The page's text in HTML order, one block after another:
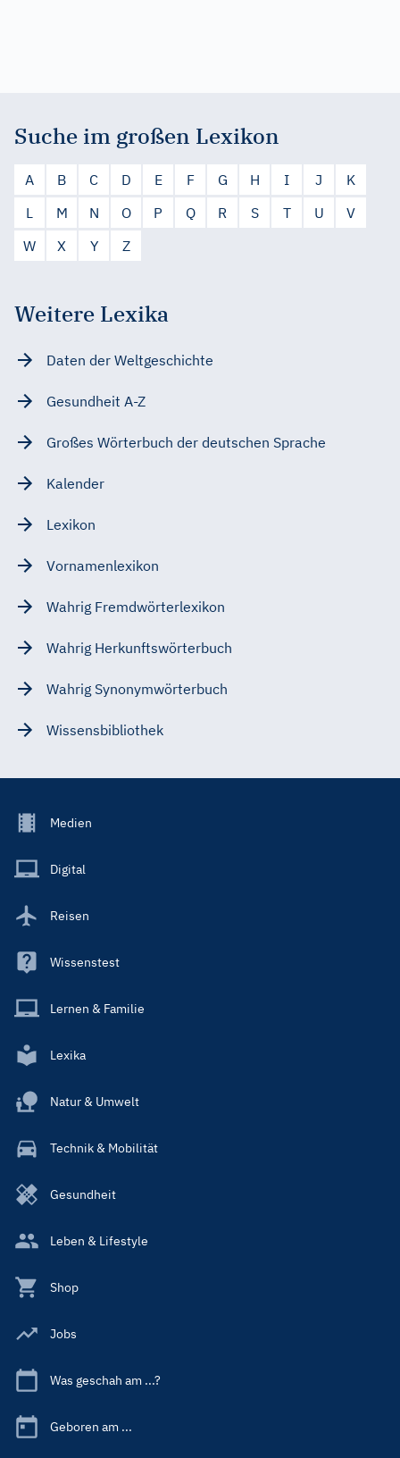
Suche im großen Lexikon
A B C D E F G H I J
K
L
M N O P Q R S T U
V
W
X Y Z
Weitere Lexika
Daten der Weltgeschichte
Gesundheit A-Z
Großes Wörterbuch der deutschen Sprache
Kalender
Lexikon
Vornamenlexikon
Wahrig Fremdwörterlexikon
Wahrig Herkunftswörterbuch
Wahrig Synonymwörterbuch
Wissensbibliothek
Footer
Main
Medien
Digital
Reisen
Wissenstest
Lernen & Familie
Lexika
Natur & Umwelt
Technik & Mobilität
Gesundheit
Leben & Lifestyle
Shop
Jobs
Was geschah am ...?
Geboren am ...